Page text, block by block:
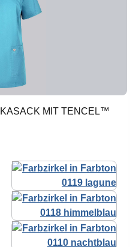
MIT TENCEL™